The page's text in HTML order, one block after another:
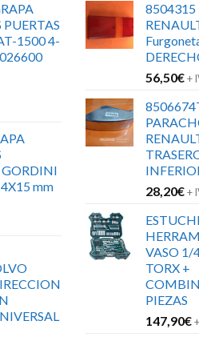
1500 4-
mm
8504315
56,50€+
28,20€+
VASO 1/
TORX +
PIEZAS
147,90€